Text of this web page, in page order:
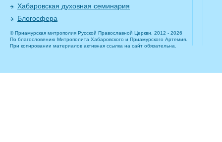
Хабаровская духовная семинария
Блогосфера
© Приамурская митрополия Русской Православной Церкви, 2012 - 2026
По благословению Митрополита Хабаровского и Приамурского Артемия.
При копировании материалов активная ссылка на сайт обязательна.